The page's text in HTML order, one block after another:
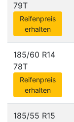
79T
Reifenpreis
erhalten
185/60 R14
78T
Reifenpreis
erhalten
185/55 R15